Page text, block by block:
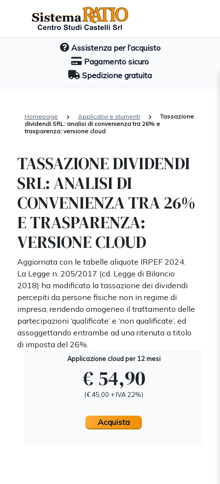
Assistenza per l’acquisto
Pagamento sicuro
Spedizione gratuita
Homepage Applicativi e stumenti
Tassazione
dividendi SRL: analisi di convenienza tra 26% e
trasparenza: versione cloud
TASSAZIONE DIVIDENDI
SRL: ANALISI DI
CONVENIENZA TRA 26%
E TRASPARENZA:
VERSIONE CLOUD
Aggiornata con le tabelle aliquote IRPEF 2024.
La Legge n. 205/2017 (cd. Legge di Bilancio
2018) ha modificato la tassazione dei dividendi
percepiti da persone fisiche non in regime di
impresa, rendendo omogeneo il trattamento delle
partecipazioni ‘qualificate’ e ‘non qualificate’, ed
assoggettando entrambe ad una ritenuta a titolo
di imposta del 26%.
Applicazione cloud per 12 mesi
€ 54,90
(€ 45,00 + IVA 22%)
Acquista